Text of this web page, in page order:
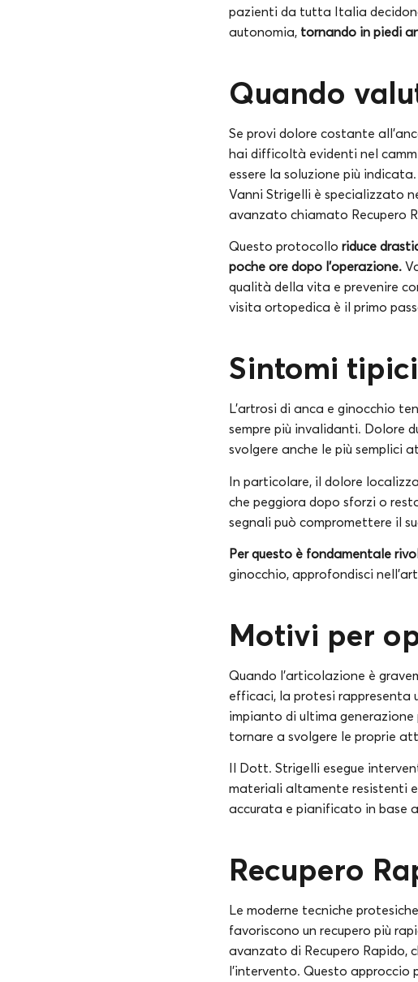
pazienti da tutta Italia
autonomia, tornando in piedi
Quando
Se provi dolore costante
hai difficoltà evidenti nel
essere la soluzione più
Vanni Strigelli è specializzato
avanzato chiamato Recupero
Questo protocollo riduce
poche ore dopo l’operazione.
qualità della vita e prevenire
visita ortopedica è il primo
Sintomi
L’artrosi di anca e ginocchio
sempre più invalidanti. Dolore
svolgere anche le più semplici
In particolare, il dolore
che peggiora dopo sforzi o
segnali può compromettere il
Per questo è fondamentale
ginocchio, approfondisci
Motivi per
Quando l’articolazione è
efficaci, la protesi rappresenta
impianto di ultima
tornare a svolgere le proprie
Il Dott. Strigelli esegue
materiali altamente resistenti
accurata e pianificato in base
Recupero
Le moderne tecniche
favoriscono un recupero più
avanzato di Recupero Rapido,
l’intervento. Questo